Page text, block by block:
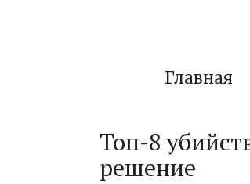
Главная
Топ-8
решение